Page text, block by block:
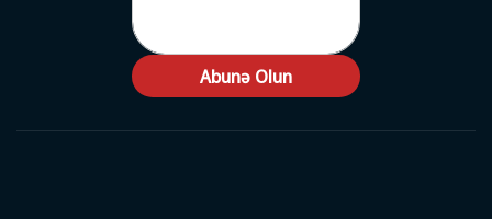
Abunə Olun